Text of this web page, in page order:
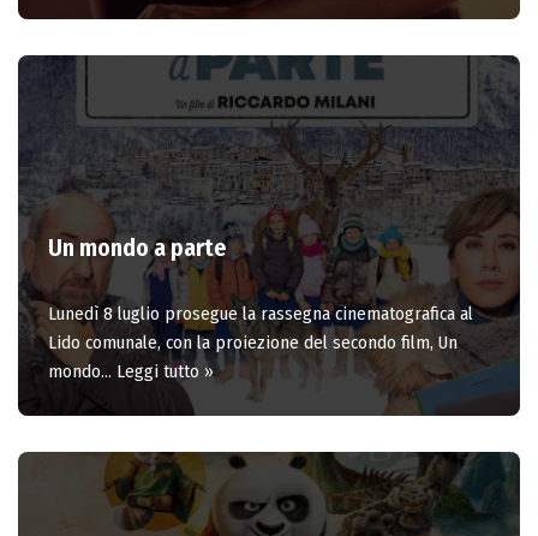
Un mondo a parte
Lunedì 8 luglio prosegue la rassegna cinematografica al
Lido comunale, con la proiezione del secondo film, Un
mondo… Leggi tutto »